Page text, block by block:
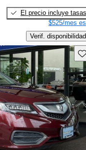
El precio incluye tasas
$525/mes
Verif. disponibilidad